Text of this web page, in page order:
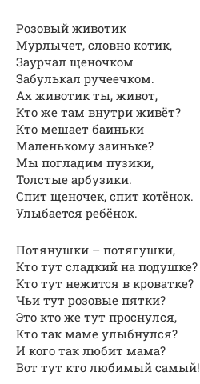
Розовый животик
Мурлычет, словно котик,
Заурчал щеночком
Забулькал ручеечком.
Ах животик ты, живот,
Кто же там внутри живёт?
Кто мешает баиньки
Маленькому заиньке?
Мы погладим пузики,
Толстые арбузики.
Спит щеночек, спит котёнок.
Улыбается ребёнок.
Потянушки – потягушки,
Кто тут сладкий на подушке?
Кто тут нежится в кроватке?
Чьи тут розовые пятки?
Это кто же тут проснулся,
Кто так маме улыбнулся?
И кого так любит мама?
Вот тут кто любимый самый!